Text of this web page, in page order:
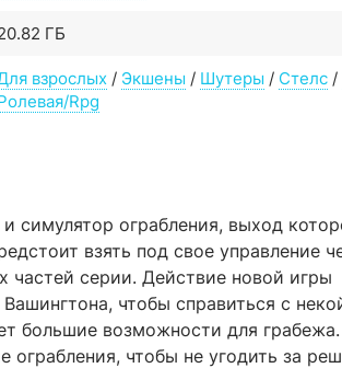
ГБ
взрослых / Экшены / Шутеры / Стелс /
Rpg
симулятор ограбления, выход
взять под свое управление
частей серии. Действие новой игры
чтобы справиться с
большие возможности для
чтобы не угодить за